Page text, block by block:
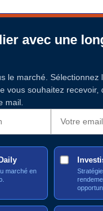
avec une
le marché. Sélectionnez
vous souhaitez recevoir,
mail.
marché en